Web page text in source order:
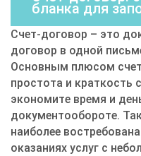
бланка для
Счет-договор – это
договор в одной
Основным плюсом
простота и краткость
экономите время и
документообороте.
наиболее
оказаниях услуг с